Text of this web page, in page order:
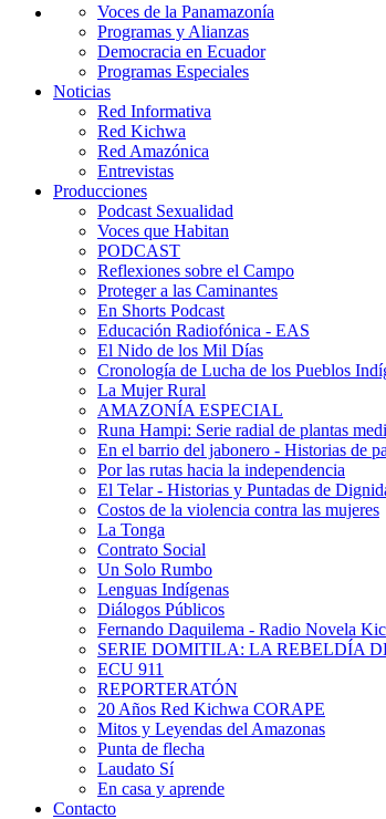
Voces de la Panamazonía
Programas y Alianzas
Democracia en Ecuador
Programas Especiales
Noticias
Red Informativa
Red Kichwa
Red Amazónica
Entrevistas
Producciones
Podcast Sexualidad
Voces que Habitan
PODCAST
Reflexiones sobre el Campo
Proteger a las Caminantes
En Shorts Podcast
Educación Radiofónica - EAS
El Nido de los Mil Días
Cronología de Lucha de los Pueblos
La Mujer Rural
AMAZONÍA ESPECIAL
Runa Hampi: Serie radial de plantas
En el barrio del jabonero - Historias de
Por las rutas hacia la independencia
El Telar - Historias y Puntadas de
Costos de la violencia contra las mujeres
La Tonga
Contrato Social
Un Solo Rumbo
Lenguas Indígenas
Diálogos Públicos
Fernando Daquilema - Radio Novela
SERIE DOMITILA: LA REBELDÍA
ECU 911
REPORTERATÓN
20 Años Red Kichwa CORAPE
Mitos y Leyendas del Amazonas
Punta de flecha
Laudato Sí
En casa y aprende
Contacto